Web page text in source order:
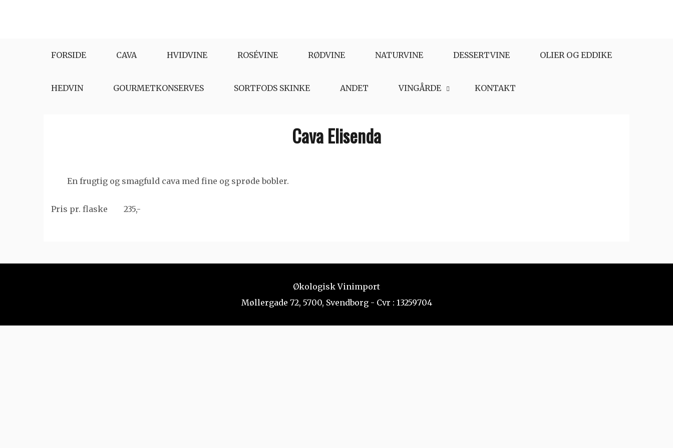
FORSIDE
CAVA HVIDVINE ROSÉVINE RØDVINE NATURVINE DESSERTVINE OLIER OG EDDIKE
HEDVIN GOURMETKONSERVES SORTFODS SKINKE ANDET VINGÅRDE KONTAKT
Cava Elisenda
En frugtig og smagfuld cava med fine og sprøde bobler.
Pris pr. flaske 235,-
Økologisk Vinimport
Møllergade 72, 5700, Svendborg - Cvr : 13259704